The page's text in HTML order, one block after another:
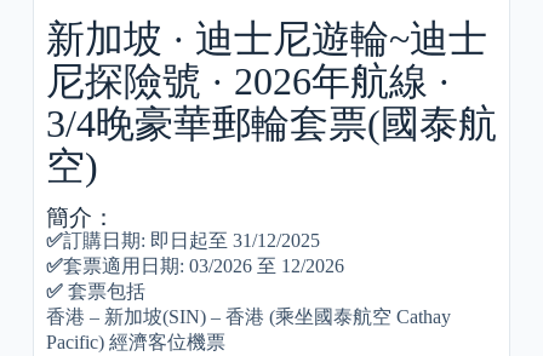
新加坡 · 迪士尼遊輪~迪士
尼探險號 · 2026年航線 ·
3/4晚豪華郵輪套票(國泰航
空)
簡介：
✅訂購日期: 即日起至 31/12/2025
✅套票適用日期: 03/2026 至 12/2026
✅ 套票包括
香港 – 新加坡(SIN) – 香港 (乘坐國泰航空 Cathay
Pacific) 經濟客位機票